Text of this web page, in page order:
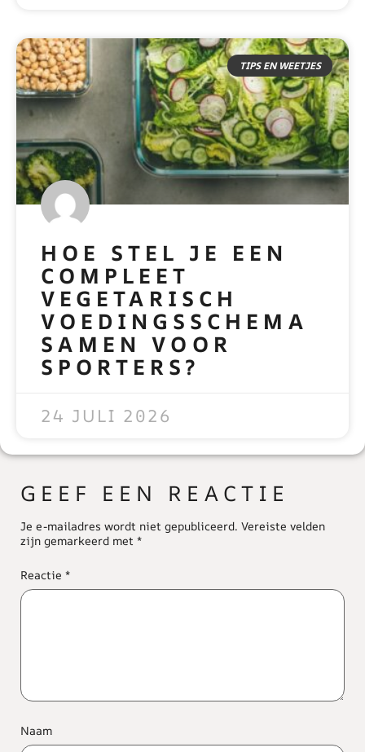
TIPS EN WEETJES
HOE STEL JE EEN
COMPLEET
VEGETARISCH
VOEDINGSSCHEMA
SAMEN VOOR
SPORTERS?
24 JULI 2026
GEEF EEN REACTIE
Je e-mailadres wordt niet gepubliceerd. Vereiste velden
zijn gemarkeerd met *
Reactie *
Naam